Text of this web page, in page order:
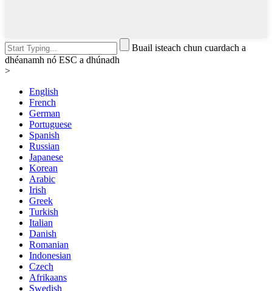
Buail isteach chun cuardach a
dhéanamh nó ESC a dhúnadh
>
English
French
German
Portuguese
Spanish
Russian
Japanese
Korean
Arabic
Irish
Greek
Turkish
Italian
Danish
Romanian
Indonesian
Czech
Afrikaans
Swedish